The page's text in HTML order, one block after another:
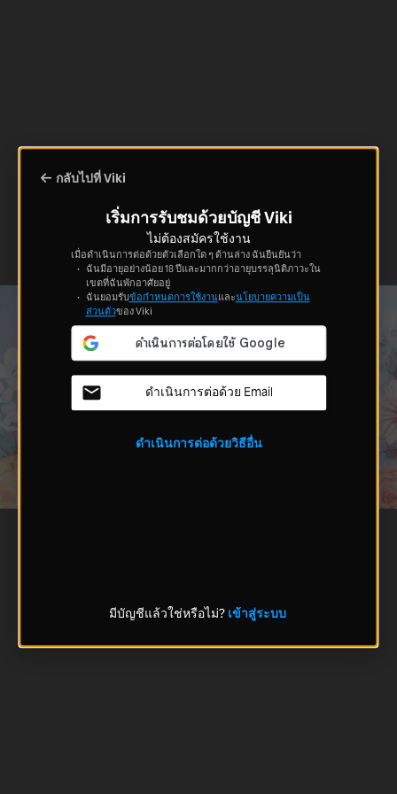
กลับไปที่ Viki
เริ่มการรับชมด้วยบัญชี Viki
ไม่ต้องสมัครใช้งาน
เมื่อดำเนินการต่อด้วยตัวเลือกใด ๆ ด้านล่าง ฉันยืนยันว่า
ฉันมีอายุอย่างน้อย 18 ปีและมากกว่าอายุบรรลุนิติภาวะใน
เขตที่ฉันพักอาศัยอยู่
ฉันยอมรับข้อกำหนดการใช้งานและนโยบายความเป็น
ส่วนตัวของ Viki
ดำเนินการต่อด้วย Email
ดำเนินการต่อด้วยวิธีอื่น
มีบัญชีแล้วใช่หรือไม่? เข้าสู่ระบบ